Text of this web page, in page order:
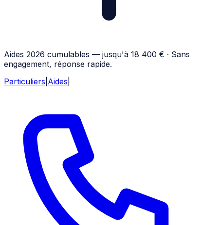
Aides 2026 cumulables — jusqu'à 18 400 € · Sans
engagement, réponse rapide.
Particuliers Aides